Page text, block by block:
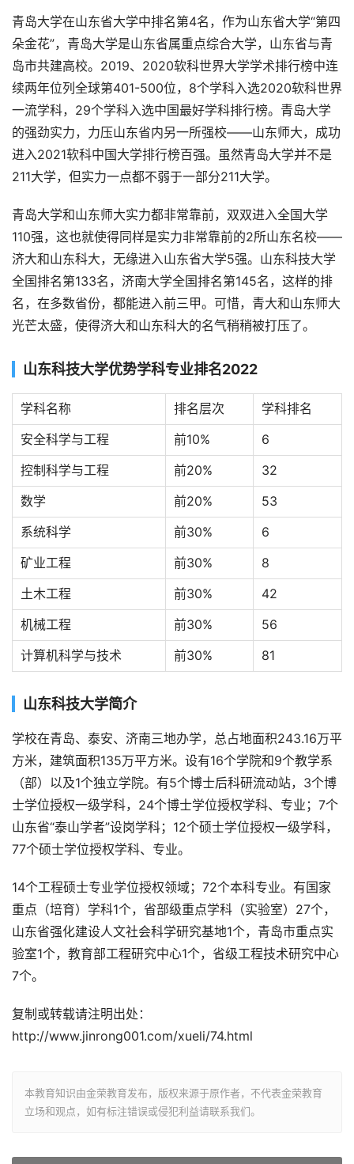
青岛大学在山东省大学中排名第4名，作为山东省大学“第四
朵金花”，青岛大学是山东省属重点综合大学，山东省与青
岛市共建高校。2019、2020软科世界大学学术排行榜中连
续两年位列全球第401-500位，8个学科入选2020软科世界
一流学科，29个学科入选中国最好学科排行榜。青岛大学
的强劲实力，力压山东省内另一所强校——山东师大，成功
进入2021软科中国大学排行榜百强。虽然青岛大学并不是
211大学，但实力一点都不弱于一部分211大学。
青岛大学和山东师大实力都非常靠前，双双进入全国大学
110强，这也就使得同样是实力非常靠前的2所山东名校——
济大和山东科大，无缘进入山东省大学5强。山东科技大学
全国排名第133名，济南大学全国排名第145名，这样的排
名，在多数省份，都能进入前三甲。可惜，青大和山东师大
光芒太盛，使得济大和山东科大的名气稍稍被打压了。
山东科技大学优势学科专业排名2022
学科名称 排名层次 学科排名
安全科学与工程 前10% 6
控制科学与工程 前20% 32
数学 前20% 53
系统科学 前30% 6
矿业工程 前30% 8
土木工程 前30% 42
机械工程 前30% 56
计算机科学与技术 前30% 81
山东科技大学简介
学校在青岛、泰安、济南三地办学，总占地面积243.16万平
方米，建筑面积135万平方米。设有16个学院和9个教学系
（部）以及1个独立学院。有5个博士后科研流动站，3个博
士学位授权一级学科，24个博士学位授权学科、专业；7个
山东省“泰山学者”设岗学科；12个硕士学位授权一级学科，
77个硕士学位授权学科、专业。
14个工程硕士专业学位授权领域；72个本科专业。有国家
重点（培育）学科1个，省部级重点学科（实验室）27个，
山东省强化建设人文社会科学研究基地1个，青岛市重点实
验室1个，教育部工程研究中心1个，省级工程技术研究中心
7个。
复制或转载请注明出处：
http://www.jinrong001.com/xueli/74.html
本教育知识由金荣教育发布，版权来源于原作者，不代表金荣教育
立场和观点，如有标注错误或侵犯利益请联系我们。